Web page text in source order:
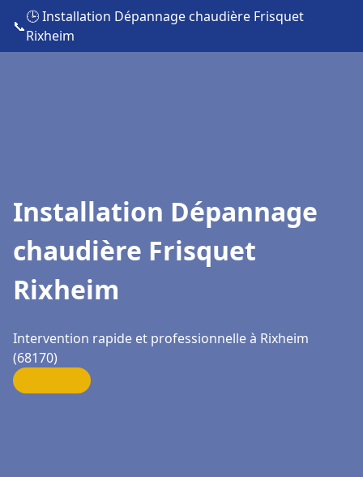
📞
🕒 Installation Dépannage chaudière Frisquet
Rixheim
Installation Dépannage
chaudière Frisquet
Rixheim
Intervention rapide et professionnelle à Rixheim
(68170)